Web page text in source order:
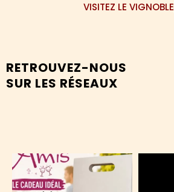
VISITEZ LE VIGNOBLE
RETROUVEZ-NOUS
SUR LES RÉSEAUX